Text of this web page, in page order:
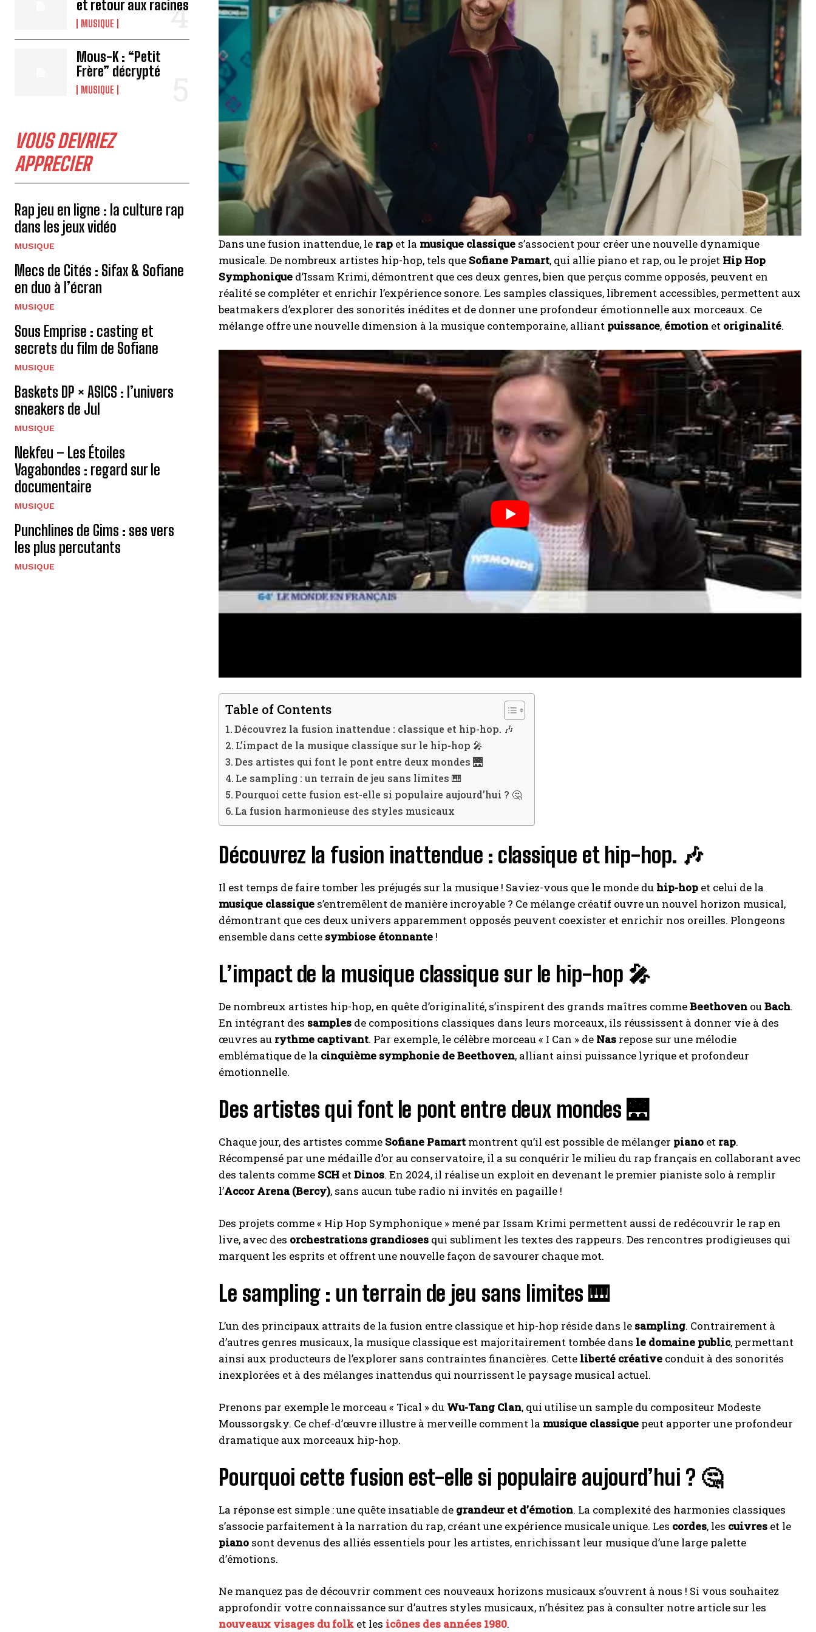
I WANT IN
et retour aux racines
MUSIQUE
Mous-K : “Petit
Frère” décrypté
MUSIQUE
VOUS DEVRIEZ
APPRECIER
Rap jeu en ligne : la culture rap
dans les jeux vidéo
MUSIQUE
Mecs de Cités : Sifax & Sofiane
en duo à l’écran
MUSIQUE
Sous Emprise : casting et
secrets du film de Sofiane
MUSIQUE
Baskets DP × ASICS : l’univers
sneakers de Jul
MUSIQUE
Nekfeu – Les Étoiles
Vagabondes : regard sur le
documentaire
MUSIQUE
Punchlines de Gims : ses vers
les plus percutants
MUSIQUE
Dans une fusion inattendue, le rap et la musique classique s’associent pour créer une nouvelle dynamique
musicale. De nombreux artistes hip-hop, tels que Sofiane Pamart, qui allie piano et rap, ou le projet Hip Hop
Symphonique d’Issam Krimi, démontrent que ces deux genres, bien que perçus comme opposés, peuvent en
réalité se compléter et enrichir l’expérience sonore. Les samples classiques, librement accessibles, permettent aux
beatmakers d’explorer des sonorités inédites et de donner une profondeur émotionnelle aux morceaux. Ce
mélange offre une nouvelle dimension à la musique contemporaine, alliant puissance, émotion et originalité.
Table of Contents
Découvrez la fusion inattendue : classique et hip-hop. 🎶
L’impact de la musique classique sur le hip-hop 🎤
Des artistes qui font le pont entre deux mondes 🌉
Le sampling : un terrain de jeu sans limites 🎹
Pourquoi cette fusion est-elle si populaire aujourd’hui ? 🤔
La fusion harmonieuse des styles musicaux
Découvrez la fusion inattendue : classique et hip-hop. 🎶
Il est temps de faire tomber les préjugés sur la musique ! Saviez-vous que le monde du hip-hop et celui de la
musique classique s’entremêlent de manière incroyable ? Ce mélange créatif ouvre un nouvel horizon musical,
démontrant que ces deux univers apparemment opposés peuvent coexister et enrichir nos oreilles. Plongeons
ensemble dans cette symbiose étonnante !
L’impact de la musique classique sur le hip-hop 🎤
De nombreux artistes hip-hop, en quête d’originalité, s’inspirent des grands maîtres commeBeethoven ouBach.
En intégrant des samples de compositions classiques dans leurs morceaux, ils réussissent à donner vie à des
œuvres au rythme captivant. Par exemple, le célèbre morceau « I Can » de Nas repose sur une mélodie
emblématique de la cinquième symphonie de Beethoven, alliant ainsi puissance lyrique et profondeur
émotionnelle.
Des artistes qui font le pont entre deux mondes 🌉
Chaque jour, des artistes comme Sofiane Pamart montrent qu’il est possible de mélanger piano et rap.
Récompensé par une médaille d’or au conservatoire, il a su conquérir le milieu du rap français en collaborant avec
des talents comme SCH etDinos. En 2024, il réalise un exploit en devenant le premier pianiste solo à remplir
l’Accor Arena (Bercy), sans aucun tube radio ni invités en pagaille !
Des projets comme « Hip Hop Symphonique » mené par Issam Krimi permettent aussi de redécouvrir le rap en
live, avec des orchestrations grandioses qui subliment les textes des rappeurs. Des rencontres prodigieuses qui
marquent les esprits et offrent une nouvelle façon de savourer chaque mot.
Le sampling : un terrain de jeu sans limites 🎹
L’un des principaux attraits de la fusion entre classique et hip-hop réside dans le sampling. Contrairement à
d’autres genres musicaux, la musique classique est majoritairement tombée dans le domaine public, permettant
ainsi aux producteurs de l’explorer sans contraintes financières. Cette liberté créative conduit à des sonorités
inexplorées et à des mélanges inattendus qui nourrissent le paysage musical actuel.
Prenons par exemple le morceau « Tical » du Wu-Tang Clan, qui utilise un sample du compositeur Modeste
Moussorgsky. Ce chef-d’œuvre illustre à merveille comment la musique classique peut apporter une profondeur
dramatique aux morceaux hip-hop.
Pourquoi cette fusion est-elle si populaire aujourd’hui ? 🤔
La réponse est simple : une quête insatiable de grandeur et d’émotion. La complexité des harmonies classiques
s’associe parfaitement à la narration du rap, créant une expérience musicale unique. Les cordes, les cuivres et le
piano sont devenus des alliés essentiels pour les artistes, enrichissant leur musique d’une large palette
d’émotions.
Ne manquez pas de découvrir comment ces nouveaux horizons musicaux s’ouvrent à nous ! Si vous souhaitez
approfondir votre connaissance sur d’autres styles musicaux, n’hésitez pas à consulter notre article sur les
nouveaux visages du folk et les icônes des années 1980.